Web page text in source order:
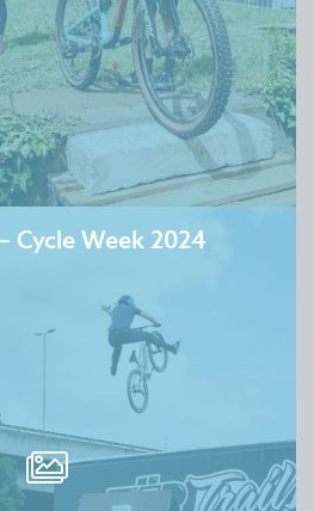
Facebook
Instagram
Linkedin
Anmelden